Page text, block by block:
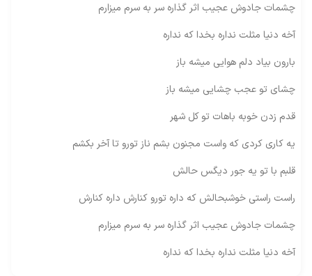
چشمات جادوش عجیب اثر گذاره سر به سرم میزارم
آخه دنیا مثلت نداره بخدا که نداره
بارون بیاد دلم هوایی میشه باز
چشای تو عجب چشایی میشه باز
قدم زدن خوبه باهات تو کل شهر
یه کاری کردی که واست مجنون بشم ناز تورو تا آخر بکشم
قلبم با تو یه جور دیگس حالش
راست راستی خوشبحالش که داره تورو کنارش داره کنارش
چشمات جادوش عجیب اثر گذاره سر به سرم میزارم
آخه دنیا مثلت نداره بخدا که نداره